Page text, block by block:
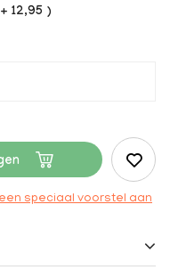
12,95 )
speciaal voorstel aan